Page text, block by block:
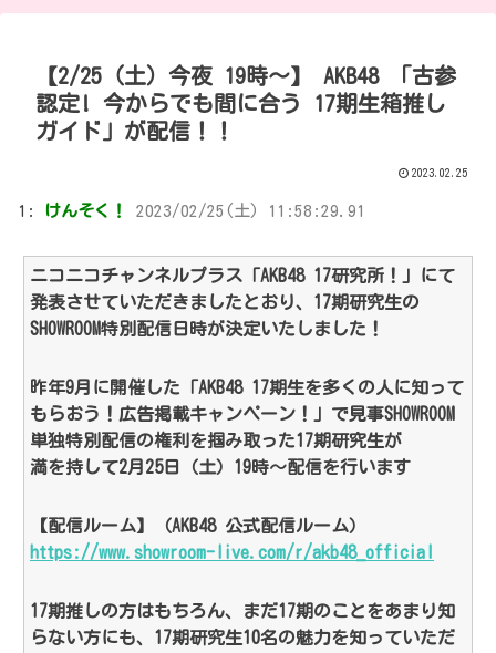
【2/25（土）今夜 19時～】 AKB48 「古参
認定! 今からでも間に合う 17期生箱推し
ガイド」が配信！！
2023.02.25
1: けんそく！ 2023/02/25(土) 11:58:29.91
ニコニコチャンネルプラス「AKB48 17研究所！」にて
発表させていただきましたとおり、17期研究生の
SHOWROOM特別配信日時が決定いたしました！
昨年9月に開催した「AKB48 17期生を多くの人に知って
もらおう！広告掲載キャンペーン！」で見事SHOWROOM
単独特別配信の権利を掴み取った17期研究生が
満を持して2月25日（土）19時～配信を行います
【配信ルーム】（AKB48 公式配信ルーム）
https://www.showroom-live.com/r/akb48_official
17期推しの方はもちろん、まだ17期のことをあまり知
らない方にも、17期研究生10名の魅力を知っていただ